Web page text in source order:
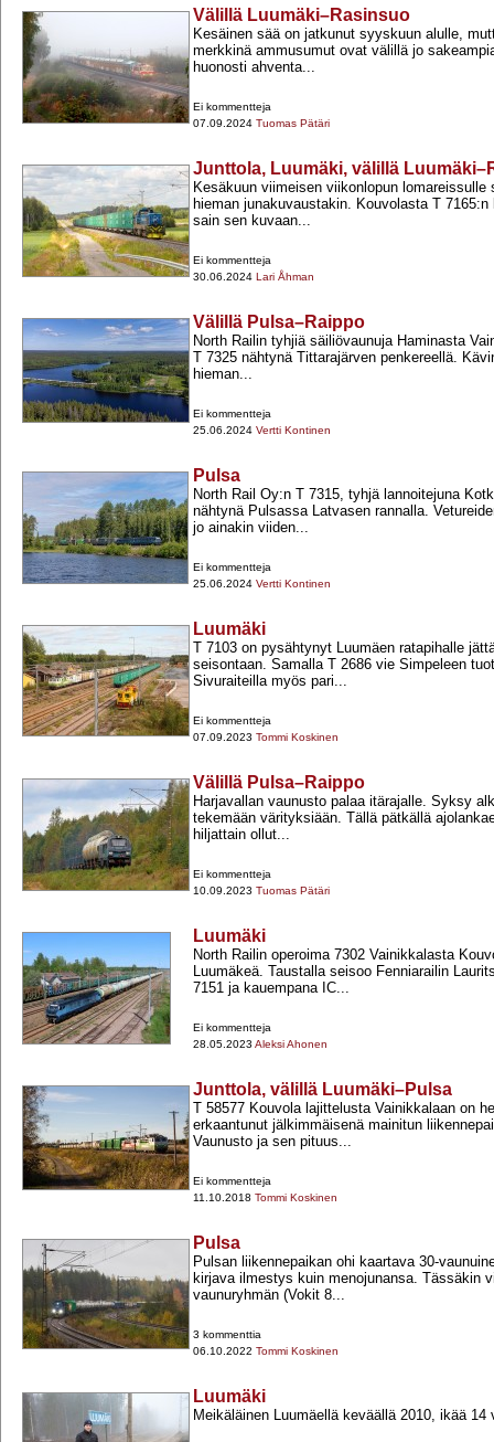
Välillä Luumäki–Rasinsuo
Kesäinen sää on jatkunut syyskuun alulle,
merkkinä ammusumut ovat välillä jo
huonosti ahventa...
Ei kommentteja
07.09.2024 Tuomas Pätäri
Junttola, Luumäki, välillä
Kesäkuun viimeisen viikonlopun lomareissulle
hieman junakuvaustakin. Kouvolasta T
sain sen kuvaan...
Ei kommentteja
30.06.2024 Lari Åhman
Välillä Pulsa–Raippo
North Railin tyhjiä säiliövaunuja Haminasta
T 7325 nähtynä Tittarajärven penkereellä.
hieman...
Ei kommentteja
25.06.2024 Vertti Kontinen
Pulsa
North Rail Oy:n T 7315, tyhjä lannoitejuna
nähtynä Pulsassa Latvasen rannalla.
jo ainakin viiden...
Ei kommentteja
25.06.2024 Vertti Kontinen
Luumäki
T 7103 on pysähtynyt Luumäen ratapihalle
seisontaan. Samalla T 2686 vie Simpeleen
Sivuraiteilla myös pari...
Ei kommentteja
07.09.2023 Tommi Koskinen
Välillä Pulsa–Raippo
Harjavallan vaunusto palaa itärajalle. Syksy
tekemään värityksiään. Tällä pätkällä
hiljattain ollut...
Ei kommentteja
10.09.2023 Tuomas Pätäri
Luumäki
North Railin operoima 7302 Vainikkalasta
Luumäkeä. Taustalla seisoo Fenniarailin
7151 ja kauempana IC...
Ei kommentteja
28.05.2023 Aleksi Ahonen
Junttola, välillä Luumäki–Pulsa
T 58577 Kouvola lajittelusta Vainikkalaan on
erkaantunut jälkimmäisenä mainitun
Vaunusto ja sen pituus...
Ei kommentteja
11.10.2018 Tommi Koskinen
Pulsa
Pulsan liikennepaikan ohi kaartava 30-​
kirjava ilmestys kuin menojunansa. Tässäkin
vaunuryhmän (Vokit 8...
3 kommenttia
06.10.2022 Tommi Koskinen
Luumäki
Meikäläinen Luumäellä keväällä 2010, ikää 14